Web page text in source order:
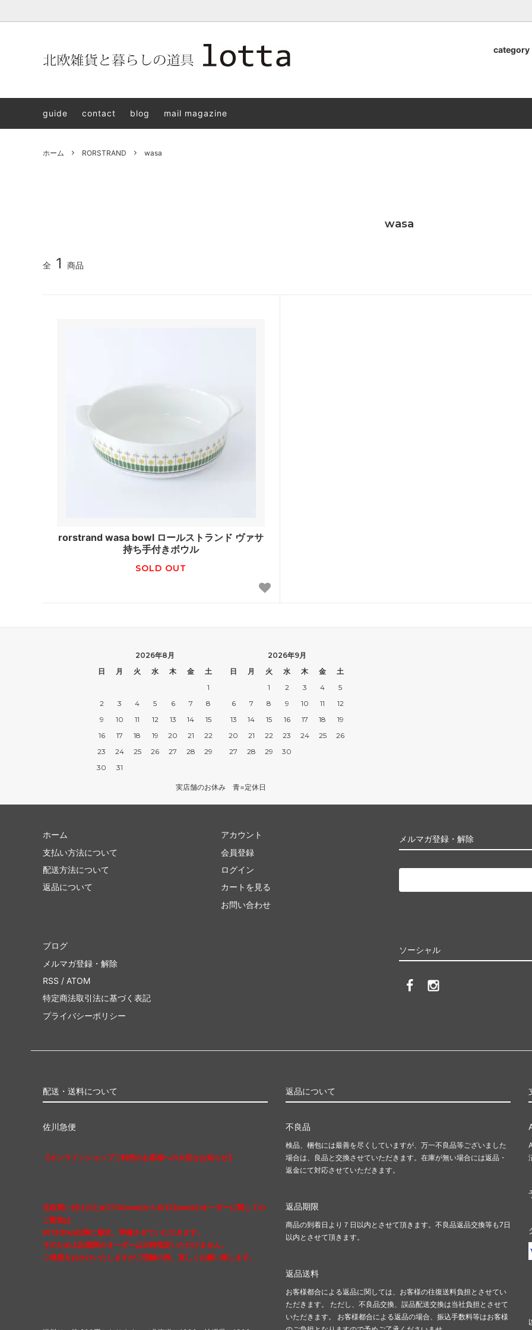
北欧雑貨と暮らしの道具lotta 神戸にある北欧雑貨と暮らしの道具ロッタのオンラインストア【アラビア,クイストゴーなどの北欧ヴィンテ
category
アクセサリー
STAVANGERFLINT
雅峰窯
guide
contact blog mail magazine
ホーム RORSTRAND wasa
wasa
全 1 商品
rorstrand wasa bowl ロールストランド ヴァサ
持ち手付きボウル
SOLD OUT
2026年8月
日
月 火 水 木 金
土
1
2
3 4 5 6 7
8
9
10 11 12 13 14
15
16
17 18 19 20 21
22
23
24 25 26 27 28
29
30
31
2026年9月
日
月 火 水 木 金
土
1
2 3 4
5
6
7 8 9 10 11
12
13
14 15 16 17 18
19
20
21 22 23 24 25
26
27
28 29 30
実店舗のお休み 青=定休日
メルマガ登録・解除
ホーム
支払い方法について
配送方法について
返品について
アカウント
会員登録
ログイン
カートを見る
お問い合わせ
ソーシャル
ブログ
メルマガ登録・解除
RSS / ATOM
特定商法取引法に基づく表記
プライバシーポリシー
配送・送料について
佐川急便
【オンラインショップご利用のお客様への大切なお知らせ】
北欧買い付けのため7/13(mon)から8/12(wed)のオーダーに関しての
ご配送は
8/13(thu)以降に順次、準備させていただきます。
そのため上記期間のオーダーは日時指定いただけません。
ご迷惑をおかけいたしますがご理解の程、宜しくお願い致します。
返品について
不良品
検品、梱包には最善を尽くしていますが、万一不良品等ございました
場合は、良品と交換させていただきます。在庫が無い場合には返品・
返金にて対応させていただきます。
返品期限
商品の到着日より７日以内とさせて頂きます。不良品返品交換等も7日
以内とさせて頂きます。
返品送料
お客様都合による返品に関しては、お客様の往復送料負担とさせてい
ただきます。 ただし、不良品交換、誤品配送交換は当社負担とさせて
いただきます。 お客様都合による返品の場合、振込手数料等はお客様